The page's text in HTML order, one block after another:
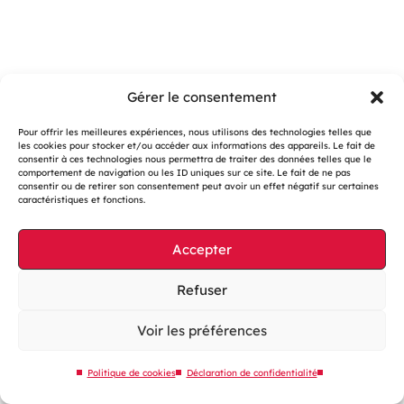
Gérer le consentement
Pour offrir les meilleures expériences, nous utilisons des technologies telles que
les cookies pour stocker et/ou accéder aux informations des appareils. Le fait de
consentir à ces technologies nous permettra de traiter des données telles que le
comportement de navigation ou les ID uniques sur ce site. Le fait de ne pas
consentir ou de retirer son consentement peut avoir un effet négatif sur certaines
caractéristiques et fonctions.
Accepter
Refuser
Voir les préférences
Politique de cookies Déclaration de confidentialité
Gestion des cookies
Accessibilité : partiellement conforme
Site web éco-conçu
Plan du site